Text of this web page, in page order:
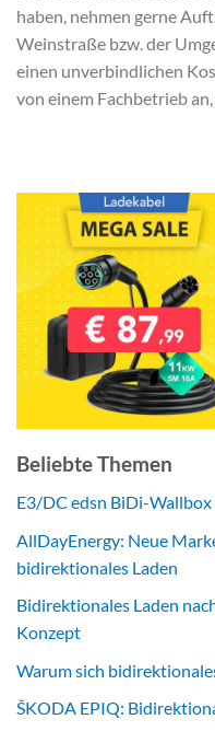
haben, nehmen gerne
Weinstraße bzw. der
einen unverbindlichen
von einem Fachbetrieb
Beliebte Themen
E3/DC edsn BiDi-Wallbox
AllDayEnergy: Neue
bidirektionales Laden
Bidirektionales Laden
Konzept
Warum sich
ŠKODA EPIQ: